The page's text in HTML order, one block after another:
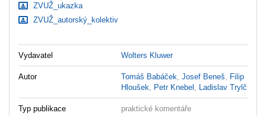
ZVUŽ_ukazka
ZVUŽ_autorský_kolektiv
Vydavatel Wolters Kluwer
Autor Tomáš Babáček ,Josef Beneš
Filip
Hloušek
Petr Knebel Ladislav Trylč
Typ publikace praktické komentáře